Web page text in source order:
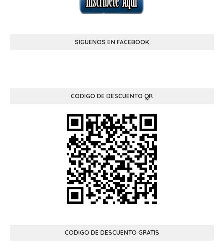
SIGUENOS EN FACEBOOK
CODIGO DE DESCUENTO QR
CODIGO DE DESCUENTO GRATIS